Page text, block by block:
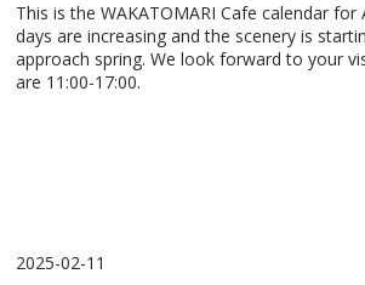
This is the WAKATOMARI Cafe calendar for
days are increasing and the scenery is
approach spring. We look forward to your
are 11:00-17:00.
2025-02-11